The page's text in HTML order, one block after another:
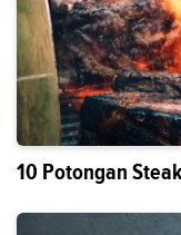
10 Potongan